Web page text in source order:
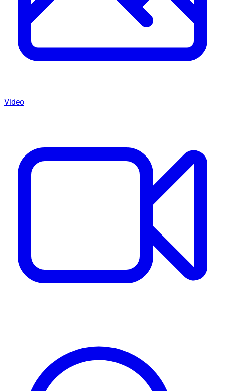
Video